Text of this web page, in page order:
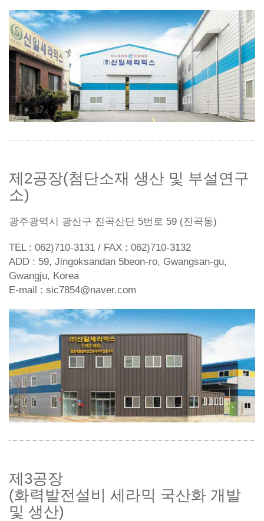
제2공장(첨단소재 생산 및 부설연구
소)
광주광역시 광산구 진곡산단 5번로 59 (진곡동)
TEL : 062)710-3131 / FAX : 062)710-3132
ADD : 59, Jingoksandan 5beon-ro, Gwangsan-gu,
Gwangju, Korea
E-mail : sic7854@naver.com
제3공장
(화력발전설비 세라믹 국산화 개발
및 생산)